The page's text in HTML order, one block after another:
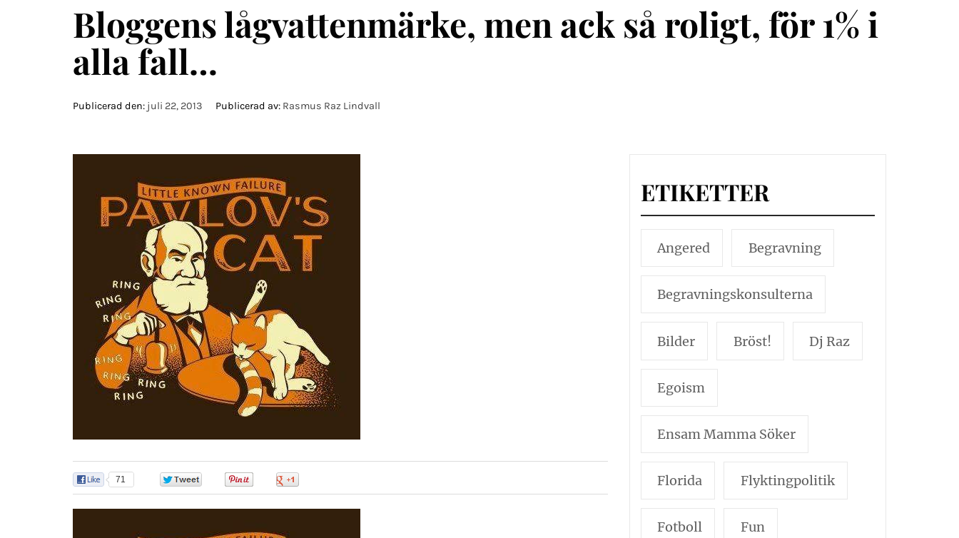
Bloggens lågvattenmärke, men ack så roligt, för 1% i
alla fall…
Publicerad den: juli 22, 2013 Publicerad av: Rasmus Raz Lindvall
71
ETIKETTER
Angered Begravning
Begravningskonsulterna
Bilder Bröst! Dj Raz
Egoism
Ensam Mamma Söker
Florida Flyktingpolitik
Fotboll Fun